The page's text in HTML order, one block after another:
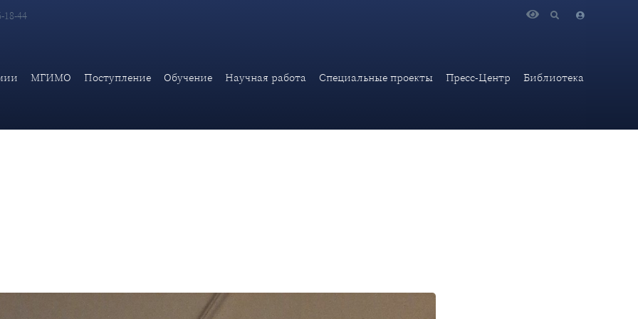
18-44
МГИМО Поступление Обучение Научная работа Специальные проекты Пресс-Центр Библиотека
Коростелёва 1-е место, Алексан